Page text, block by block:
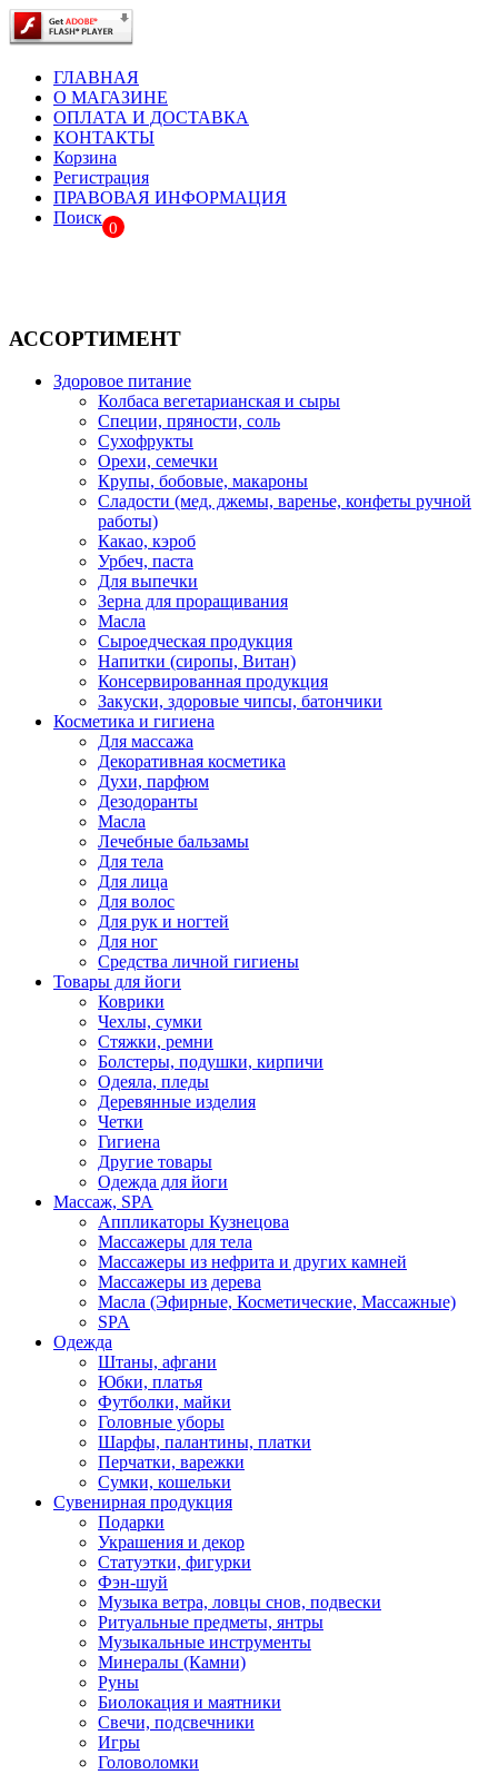
ГЛАВНАЯ
О МАГАЗИНЕ
ОПЛАТА И ДОСТАВКА
КОНТАКТЫ
Корзина
Регистрация
ПРАВОВАЯ ИНФОРМАЦИЯ
Поиск
0
АССОРТИМЕНТ
Здоровое питание
Колбаса вегетарианская и сыры
Специи, пряности, соль
Сухофрукты
Орехи, семечки
Крупы, бобовые, макароны
Сладости (мед, джемы, варенье, конфеты ручной
работы)
Какао, кэроб
Урбеч, паста
Для выпечки
Зерна для проращивания
Масла
Сыроедческая продукция
Напитки (сиропы, Витан)
Консервированная продукция
Закуски, здоровые чипсы, батончики
Косметика и гигиена
Для массажа
Декоративная косметика
Духи, парфюм
Дезодоранты
Масла
Лечебные бальзамы
Для тела
Для лица
Для волос
Для рук и ногтей
Для ног
Средства личной гигиены
Товары для йоги
Коврики
Чехлы, сумки
Стяжки, ремни
Болстеры, подушки, кирпичи
Одеяла, пледы
Деревянные изделия
Четки
Гигиена
Другие товары
Одежда для йоги
Массаж, SPA
Аппликаторы Кузнецова
Массажеры для тела
Массажеры из нефрита и других камней
Массажеры из дерева
Масла (Эфирные, Косметические, Массажные)
SPA
Одежда
Штаны, афгани
Юбки, платья
Футболки, майки
Головные уборы
Шарфы, палантины, платки
Перчатки, варежки
Сумки, кошельки
Сувенирная продукция
Подарки
Украшения и декор
Статуэтки, фигурки
Фэн-шуй
Музыка ветра, ловцы снов, подвески
Ритуальные предметы, янтры
Музыкальные инструменты
Минералы (Камни)
Руны
Биолокация и маятники
Свечи, подсвечники
Игры
Головоломки